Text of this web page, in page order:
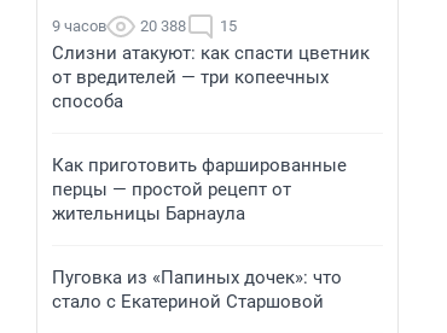
9 часов 20 388 15
Слизни атакуют: как спасти цветник
от вредителей — три копеечных
способа
Как приготовить фаршированные
перцы — простой рецепт от
жительницы Барнаула
Пуговка из «Папиных дочек»: что
стало с Екатериной Старшовой